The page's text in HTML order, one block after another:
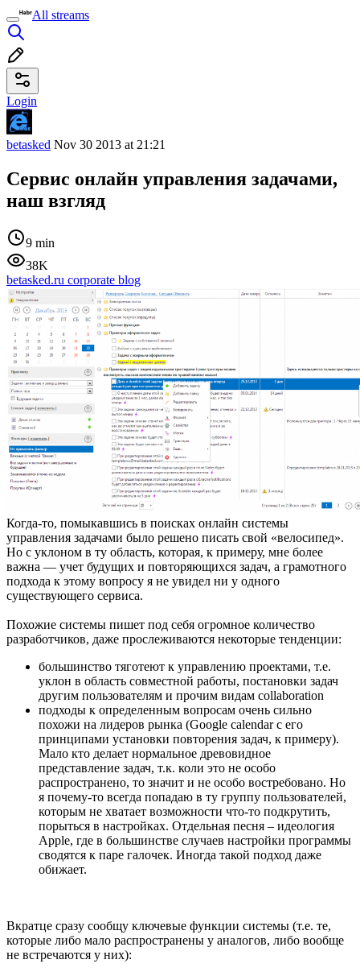
All streams
Login
betasked Nov 30 2013 at 21:21
Сервис онлайн управления задачами,
наш взгляд
9 min
38K
betasked.ru corporate blog
Когда-то, помыкавшись в поисках онлайн системы
управления задачами было решено писать свой «велосипед».
Но с уклоном в ту область, которая, к примеру, мне более
важна — учет будущих и повторяющихся задач, а грамотного
подхода к этому вопросу я не увидел ни у одного
существующего сервиса.
Похожие системы пишет под себя огромное количество
разработчиков, даже прослеживаются некоторые тенденции:
большинство тяготеют к управлению проектами, т.е.
уклон в область совместной работы, постановки задач
другим пользователям и прочим видам collaboration
подходы к определенным вопросам очень сильно
похожи на лидеров рынка (Google calendar с его
принципами установки повторения задач, к примеру).
Мало кто делает нормальное древовидное
представление задач, т.к. коли это не особо
распространено, то значит и не особо востребовано. Но
я почему-то всегда попадаю в ту группу пользователей,
которым не хватает возможности что-то подкрутить,
порыться в настройках. Отдельная песня – идеология
Apple, где в большинстве случаев настройки программы
сводятся к паре галочек. Иногда такой подход даже
обижает.
Вкратце сразу сообщу ключевые функции системы (т.е. те,
которые либо мало распространены у аналогов, либо вообще
не встречаются у них):